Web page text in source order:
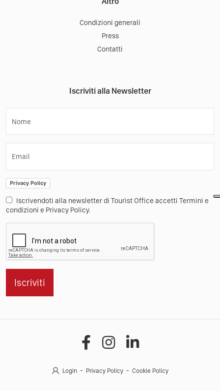
Condizioni generali
Press
Contatti
Iscriviti alla Newsletter
Nome
Email
Privacy Policy
Iscrivendoti alla newsletter di Tourist Office accetti Termini e
condizioni e Privacy Policy.
Iscriviti
Login Privacy Policy Cookie Policy